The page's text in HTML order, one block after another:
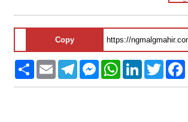
Copy
Share Email
TelegramMessengerWhatsAppLinkedInTwitter
Facebook